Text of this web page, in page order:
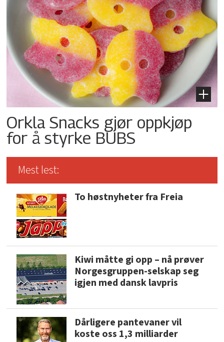
Orkla Snacks gjør oppkjøp
for å styrke BUBS
Mest lest:
To høstnyheter fra Freia
Kiwi måtte gi opp – nå prøver
Norgesgruppen-selskap seg
igjen med dansk lavpris
Dårligere pantevaner vil
koste oss 1,3 milliarder